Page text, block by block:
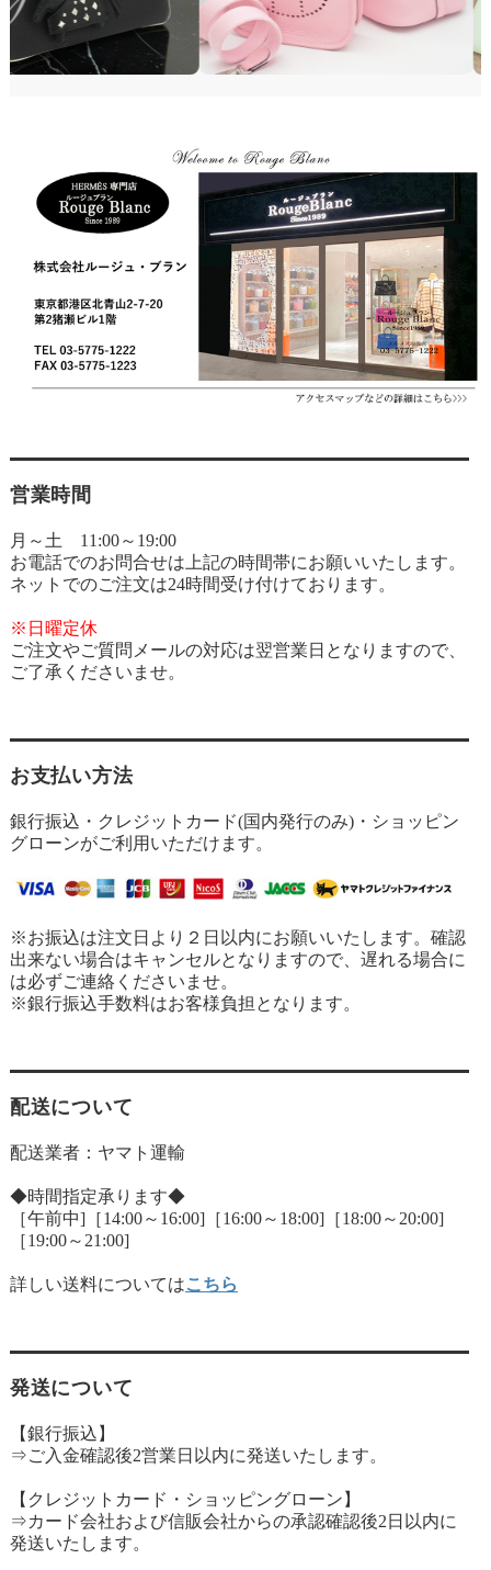
営業時間
月～土 11:00～19:00
お電話でのお問合せは上記の時間帯にお願いいたします。
ネットでのご注文は24時間受け付けております。
※日曜定休
ご注文やご質問メールの対応は翌営業日となりますので、
ご了承くださいませ。
お支払い方法
銀行振込・クレジットカード(国内発行のみ)・ショッピン
グローンがご利用いただけます。
※お振込は注文日より２日以内にお願いいたします。確認
出来ない場合はキャンセルとなりますので、遅れる場合に
は必ずご連絡くださいませ。
※銀行振込手数料はお客様負担となります。
配送について
配送業者：ヤマト運輸
◆時間指定承ります◆
［午前中]［14:00～16:00]［16:00～18:00]［18:00～20:00]
［19:00～21:00]
詳しい送料についてはこちら
発送について
【銀行振込】
⇒ご入金確認後2営業日以内に発送いたします。
【クレジットカード・ショッピングローン】
⇒カード会社および信販会社からの承認確認後2日以内に
発送いたします。